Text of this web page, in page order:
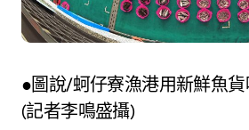
●圖說/蚵仔寮漁港用新鮮魚貨
(記者李鳴盛攝)